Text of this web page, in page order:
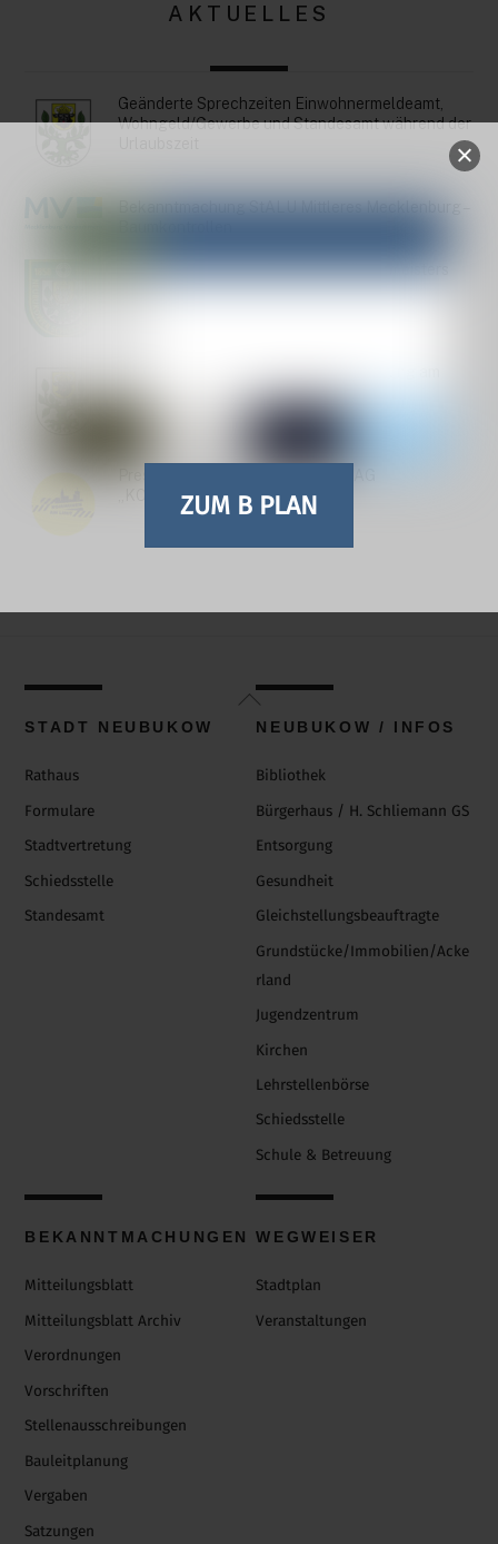
ZUM B PLAN
AKTUELLES
Geänderte Sprechzeiten Einwohnermeldeamt,
Wohngeld/Gewerbe und Standesamt während der
Bekanntmachung StALU Mittleres Mecklenburg –
14. Schießen um den Pokal des Bürgermeisters
2026
30.06.26
Pressemitteilung zum AKTIONSTAG
„KOMMUNEN AM LIMIT“
Back
To
STADT NEUBUKOW
Rathaus
Formulare
Stadtvertretung
Schiedsstelle
Standesamt
NEUBUKOW / INFOS
Bibliothek
Bürgerhaus / H. Schliemann GS
Entsorgung
Gesundheit
Gleichstellungsbeauftragte
Grundstücke/Immobilien/Acke
rland
Jugendzentrum
Kirchen
Lehrstellenbörse
Schiedsstelle
Schule & Betreuung
BEKANNTMACHUNGEN
Mitteilungsblatt
Mitteilungsblatt Archiv
Verordnungen
Vorschriften
Stellenausschreibungen
Bauleitplanung
Vergaben
Satzungen
WEGWEISER
Stadtplan
Veranstaltungen